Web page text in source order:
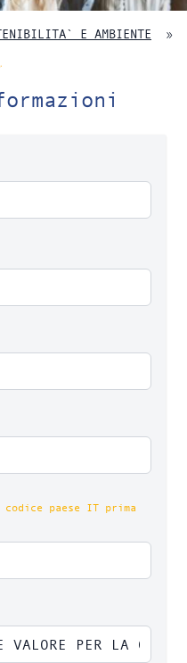
E AMBIENTE »
paese IT prima